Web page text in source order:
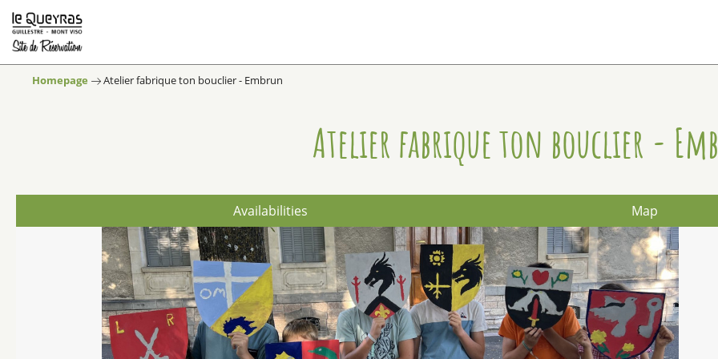
Homepage Atelier fabrique ton bouclier - Embrun
Atelier fabrique ton bouclier -
Availabilities Map